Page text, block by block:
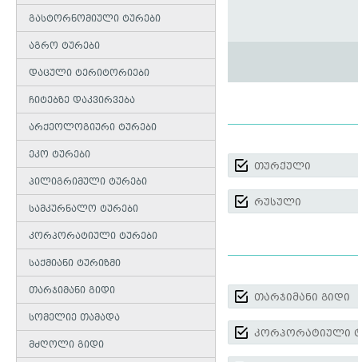
გასტორნომიული ტურები
აგრო ტურები
დაცული ტერიტორიები
ჩიტებზე დაკვირვება
არქეოლოგიური ტურები
ეკო ტურები
პილიგრიმული ტურები
სამკურნალო ტურები
კორპორატიული ტურები
საქმიანი ტურიზმი
თარჯიმანი გიდი
სომელიე თამადა
მძღოლი გიდი
თურქული
რუსული
თარჯიმანი გიდი
კორპორატიული